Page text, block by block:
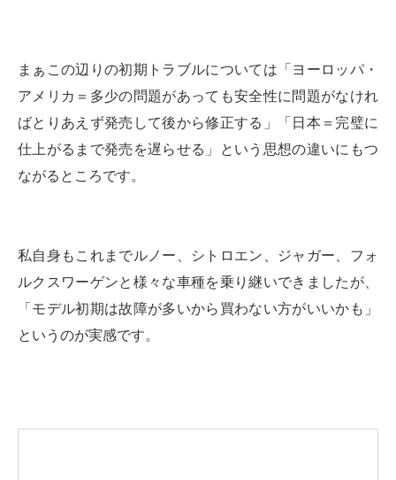
まぁこの辺りの初期トラブルについては「ヨーロッパ・
アメリカ＝多少の問題があっても安全性に問題がなけれ
ばとりあえず発売して後から修正する」「日本＝完璧に
仕上がるまで発売を遅らせる」という思想の違いにもつ
ながるところです。
私自身もこれまでルノー、シトロエン、ジャガー、フォ
ルクスワーゲンと様々な車種を乗り継いできましたが、
「モデル初期は故障が多いから買わない方がいいかも」
というのが実感です。